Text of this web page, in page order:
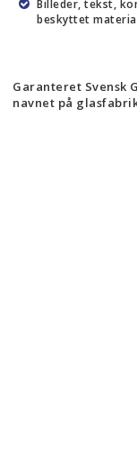
Billeder, tekst,
beskyttet
Garanteret Svensk
navnet på